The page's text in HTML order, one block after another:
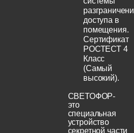
доступа в
помещения.
Сертификат
РОСТЕСТ 4
Класс
(Самый
высокий).
СВЕТОФОР-
это
специальная
устройство
секретной части